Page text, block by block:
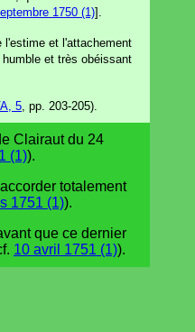
1750 (1)].
l'estime et l'attachement
et très obéissant
5 , pp. 203-205).
Clairaut du 24
(1)).
totalement
1751 (1)).
que ce dernier
10 avril 1751 (1)).